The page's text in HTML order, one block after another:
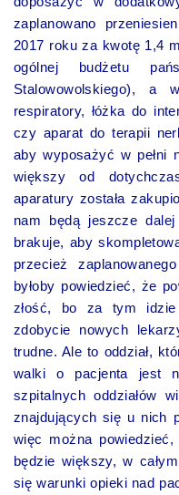
zaplanowano
2017 roku za kwotę 1,4
ogólnej budżetu
Stalowowolskiego), a
respiratory, łóżka do
czy aparat do terapii
aby wyposażyć w pełni
większy od
aparatury została
nam będą jeszcze
brakuje, aby
przecież
byłoby powiedzieć, że
złość, bo za tym
zdobycie nowych
trudne. Ale to oddział,
walki o pacjenta jest
szpitalnych oddziałów
znajdujących się u nich
więc można
będzie większy, w
się warunki opieki nad